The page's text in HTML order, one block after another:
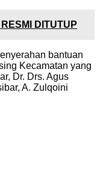
DITUTUP
bantuan
Kecamatan yang
Dr. Drs. Agus
A. Zulqoini